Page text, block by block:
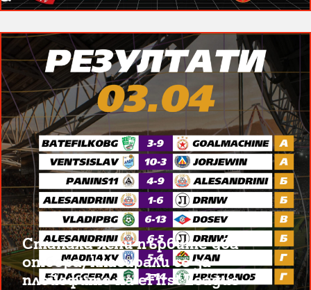
Станаха ясни първите два
отбора, класирали се за
плейофите на eFirst League